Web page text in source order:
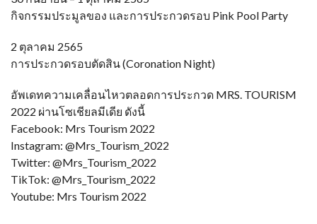
กิจกรรมประมูลของ และการประกวดรอบ Pink Pool Party
2 ตุลาคม 2565
การประกวดรอบตัดสิน (Coronation Night)
อัพเดทความเคลื่อนไหวตลอดการประกวด MRS. TOURISM
2022 ผ่านโซเชียลมีเดีย ดังนี้
Facebook: Mrs Tourism 2022
Instagram: @Mrs_Tourism_2022
Twitter: @Mrs_Tourism_2022
TikTok: @Mrs_Tourism_2022
Youtube: Mrs Tourism 2022